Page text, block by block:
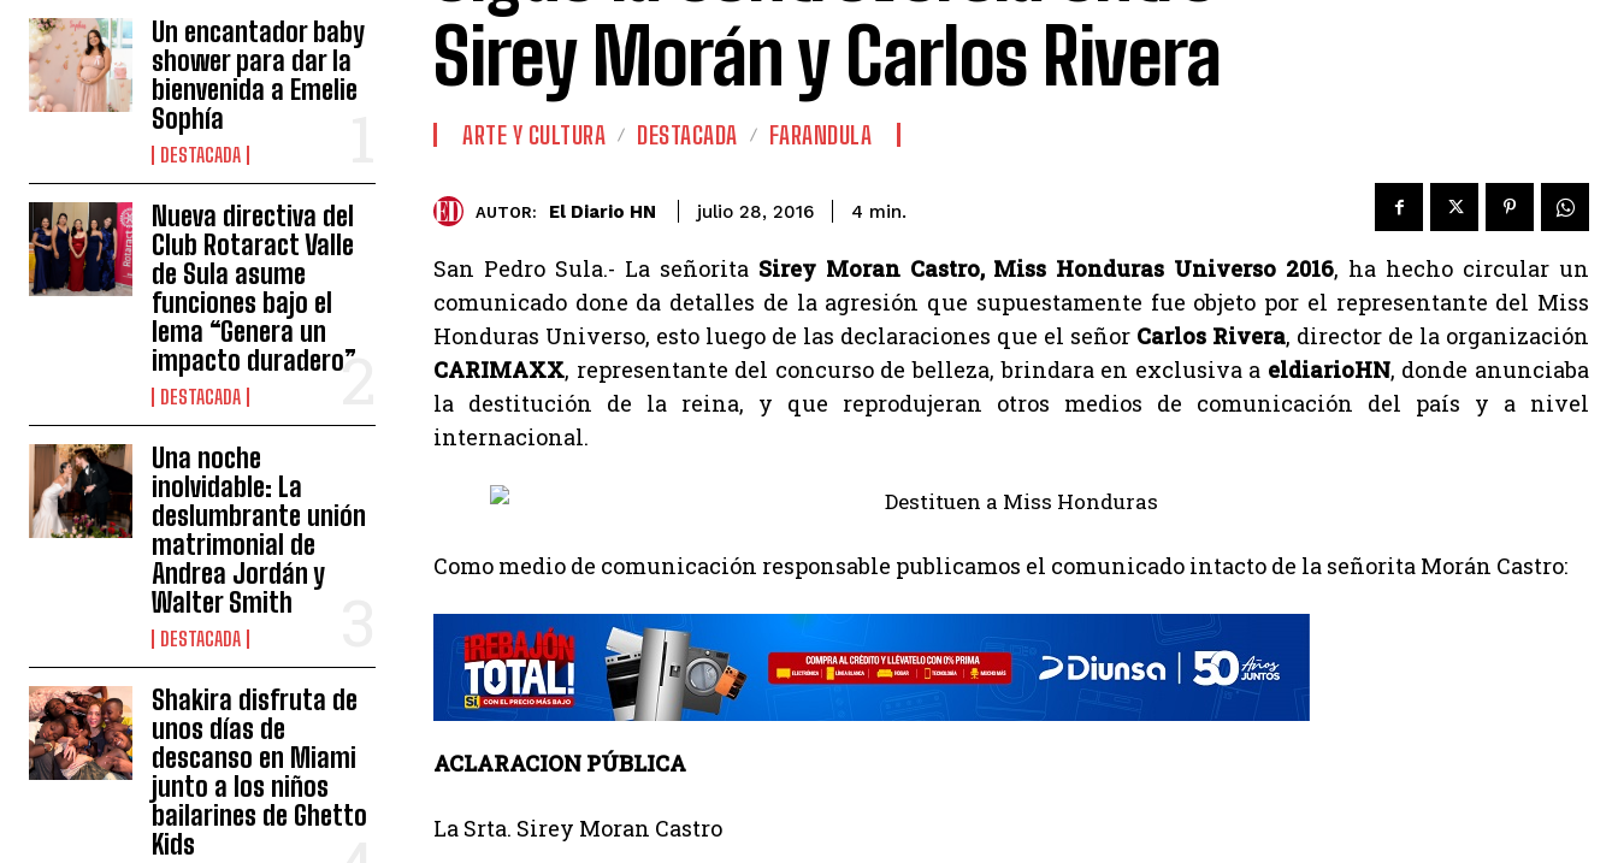
Un encantador baby
shower para dar la
bienvenida a Emelie
Sophía
DESTACADA
Nueva directiva del
Club Rotaract Valle
de Sula asume
funciones bajo el
lema “Genera un
impacto duradero”
DESTACADA
Una noche
inolvidable: La
deslumbrante unión
matrimonial de
Andrea Jordán y
Walter Smith
DESTACADA
Shakira disfruta de
unos días de
descanso en Miami
junto a los niños
bailarines de Ghetto
Kids
Sirey Morán y Carlos Rivera
ARTE Y CULTURA DESTACADA FARANDULA
AUTOR: El Diario HN julio 28, 2016 4 min.
San Pedro Sula.- La señorita Sirey Moran Castro, Miss Honduras Universo 2016, ha hecho circular un
comunicado done da detalles de la agresión que supuestamente fue objeto por el representante del Miss
Honduras Universo, esto luego de las declaraciones que el señor Carlos Rivera, director de la organización
CARIMAXX, representante del concurso de belleza, brindara en exclusiva a eldiarioHN, donde anunciaba
la destitución de la reina, y que reprodujeran otros medios de comunicación del país y a nivel
internacional.
Como medio de comunicación responsable publicamos el comunicado intacto de la señorita Morán Castro:
ACLARACION PÚBLICA
La Srta. Sirey Moran Castro